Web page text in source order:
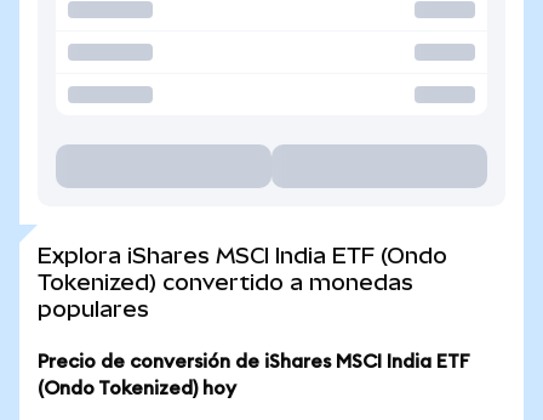
Explora iShares MSCI India ETF (Ondo
Tokenized) convertido a monedas
populares
Precio de conversión de iShares MSCI India ETF
(Ondo Tokenized) hoy